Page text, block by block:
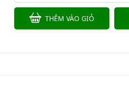
THÊM VÀO GIỎ